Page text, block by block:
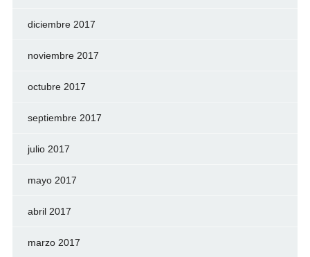
diciembre 2017
noviembre 2017
octubre 2017
septiembre 2017
julio 2017
mayo 2017
abril 2017
marzo 2017